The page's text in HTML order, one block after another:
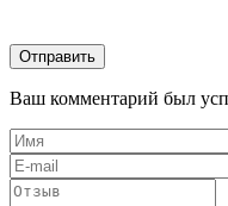
Отправить
Ваш комментарий был